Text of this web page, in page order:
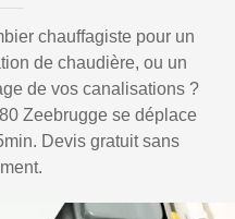
chauffagiste pour un
de chaudière, ou un
de vos canalisations ?
Zeebrugge se déplace
Devis gratuit sans